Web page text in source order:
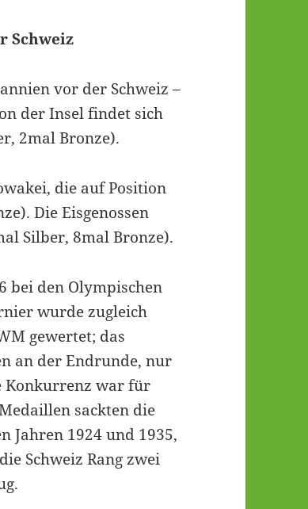
Schweiz
vor der Schweiz –
der Insel findet sich
2mal Bronze).
die auf Position
Die Eisgenossen
Silber, 8mal Bronze).
bei den Olympischen
wurde zugleich
gewertet; das
an der Endrunde, nur
Konkurrenz war für
sackten die
Jahren 1924 und 1935,
Schweiz Rang zwei